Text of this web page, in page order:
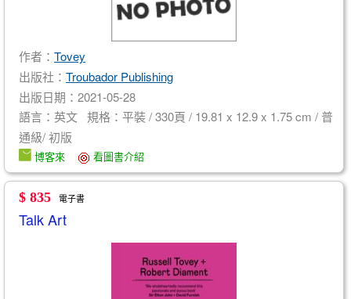
作者： Tovey
出版社： Troubador Publishing
出版日期：2021-05-28
語言：英文 規格：平裝 / 330頁 / 19.81 x 12.9 x 1.75 cm / 普
通級/ 初版
博客來 看圖書介紹
$ 835 電子書
Talk Art